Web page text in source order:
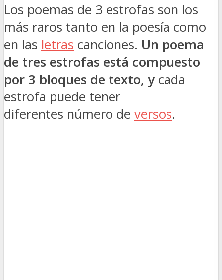
Los poemas de 3 estrofas son los
más raros tanto en la poesía como
en las letras canciones. Un poema
de tres estrofas está compuesto
por 3 bloques de texto, y cada
estrofa puede tener
diferentes número de versos.